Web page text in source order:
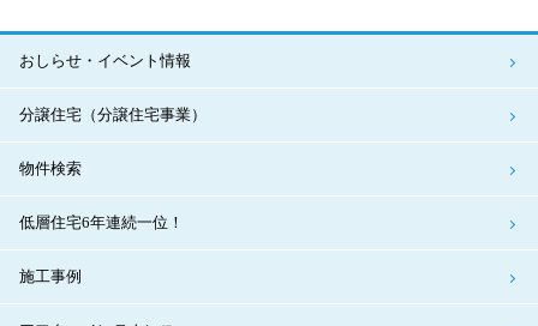
おしらせ・イベント情報
分譲住宅（分譲住宅事業）
物件検索
低層住宅6年連続一位！
施工事例